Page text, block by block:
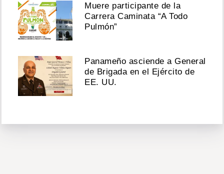
Muere participante de la
Carrera Caminata “A Todo
Pulmón”
Panameño asciende a General
de Brigada en el Ejército de
EE. UU.